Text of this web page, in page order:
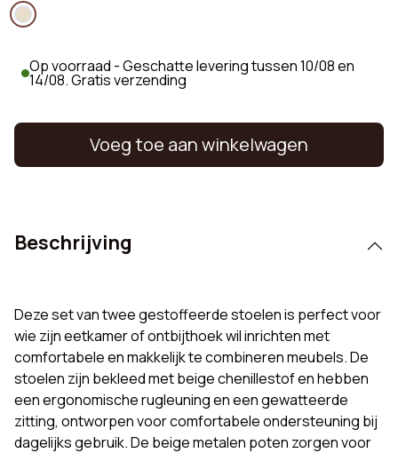
Op voorraad - Geschatte levering tussen 10/08 en
14/08. Gratis verzending
Voeg toe aan winkelwagen
Beschrijving
Deze set van twee gestoffeerde stoelen is perfect voor
wie zijn eetkamer of ontbijthoek wil inrichten met
comfortabele en makkelijk te combineren meubels. De
stoelen zijn bekleed met beige chenillestof en hebben
een ergonomische rugleuning en een gewatteerde
zitting, ontworpen voor comfortabele ondersteuning bij
dagelijks gebruik. De beige metalen poten zorgen voor